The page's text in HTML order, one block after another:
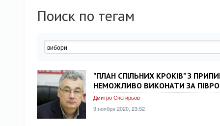
Поиск по тегам
"ПЛАН СПІЛЬНИХ КРОКІВ" З
НЕМОЖЛИВО ВИКОНАТИ ЗА
Дмитро Снєгирьов
9 ноября 2020, 23:52